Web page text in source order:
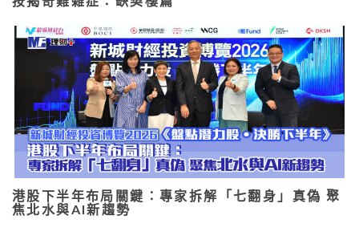
港股下半年布局關鍵：專家拆解「七翻身」真偽 聚
焦北水與AI新趨勢